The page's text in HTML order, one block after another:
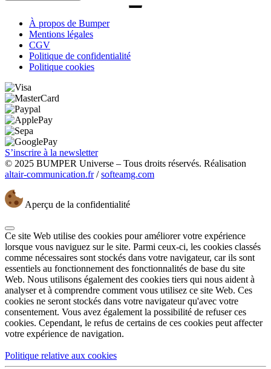
À propos de Bumper
Mentions légales
CGV
Politique de confidentialité
Politique cookies
S’inscrire à la newsletter
© 2025 BUMPER Universe – Tous droits réservés. Réalisation
altair-communication.fr/softeamg.com
Aperçu de la confidentialité
Ce site Web utilise des cookies pour améliorer votre expérience
lorsque vous naviguez sur le site. Parmi ceux-ci, les cookies classés
comme nécessaires sont stockés dans votre navigateur, car ils sont
essentiels au fonctionnement des fonctionnalités de base du site
Web. Nous utilisons également des cookies tiers qui nous aident à
analyser et à comprendre comment vous utilisez ce site Web. Ces
cookies ne seront stockés dans votre navigateur qu'avec votre
consentement. Vous avez également la possibilité de refuser ces
cookies. Cependant, le refus de certains de ces cookies peut affecter
votre expérience de navigation.
Politique relative aux cookies